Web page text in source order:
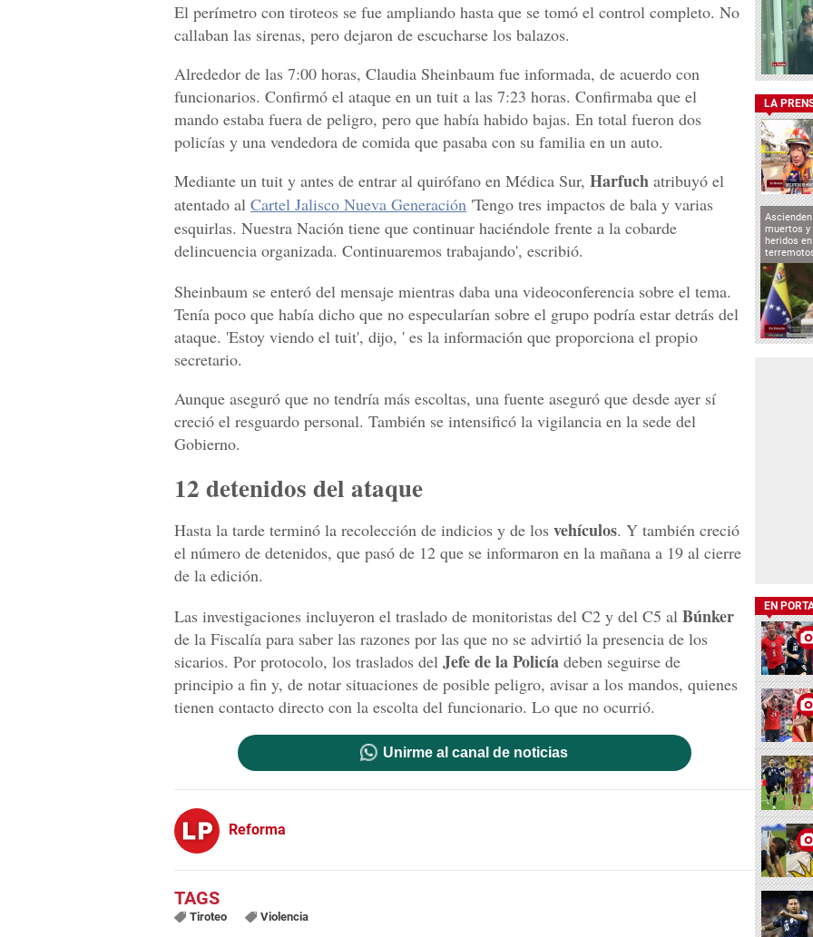
El perímetro con tiroteos se fue ampliando hasta que se tomó el control completo. No
callaban las sirenas, pero dejaron de escucharse los balazos.
Alrededor de las 7:00 horas, Claudia Sheinbaum fue informada, de acuerdo con
funcionarios. Confirmó el ataque en un tuit a las 7:23 horas. Confirmaba que el
mando estaba fuera de peligro, pero que había habido bajas. En total fueron dos
policías y una vendedora de comida que pasaba con su familia en un auto.
Mediante un tuit y antes de entrar al quirófano en Médica Sur, Harfuch atribuyó el
atentado al Cartel Jalisco Nueva Generación 'Tengo tres impactos de bala y varias
esquirlas. Nuestra Nación tiene que continuar haciéndole frente a la cobarde
delincuencia organizada. Continuaremos trabajando', escribió.
Sheinbaum se enteró del mensaje mientras daba una videoconferencia sobre el tema.
Tenía poco que había dicho que no especularían sobre el grupo podría estar detrás del
ataque. 'Estoy viendo el tuit', dijo, ' es la información que proporciona el propio
secretario.
Aunque aseguró que no tendría más escoltas, una fuente aseguró que desde ayer sí
creció el resguardo personal. También se intensificó la vigilancia en la sede del
Gobierno.
12 detenidos del ataque
Hasta la tarde terminó la recolección de indicios y de los vehículos. Y también creció
el número de detenidos, que pasó de 12 que se informaron en la mañana a 19 al cierre
de la edición.
Las investigaciones incluyeron el traslado de monitoristas del C2 y del C5 al Búnker
de la Fiscalía para saber las razones por las que no se advirtió la presencia de los
sicarios. Por protocolo, los traslados del Jefe de la Policía deben seguirse de
principio a fin y, de notar situaciones de posible peligro, avisar a los mandos, quienes
tienen contacto directo con la escolta del funcionario. Lo que no ocurrió.
Unirme al canal de noticias
Reforma
Tiroteo Violencia
LA
muertos y
heridos
EN